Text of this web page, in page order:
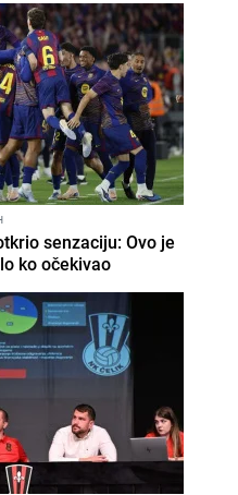
senzaciju: Ovo je
ko očekivao